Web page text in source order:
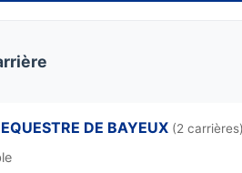
DE BAYEUX (2 carrières)